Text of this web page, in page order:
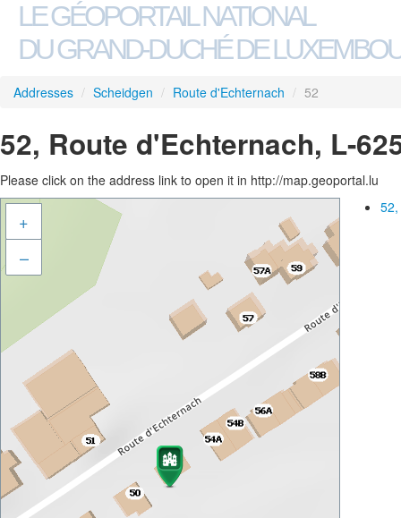
LE GÉOPORTAIL NATIONAL
DU GRAND-DUCHÉ DE
Addresses / Scheidgen / Route d'Echternach / 52
52, Route d'Echternach, L-
Please click on the address link to open it in http://map.geoportal.lu
+
–